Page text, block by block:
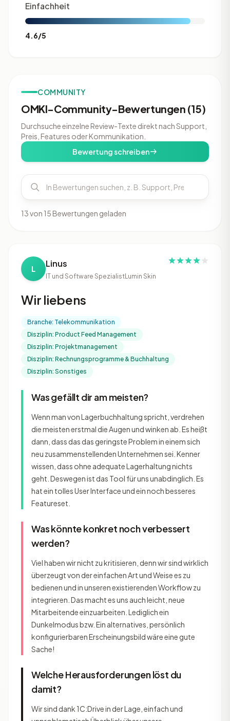
Einfachheit
4.6/5
COMMUNITY
OMKI-Community-Bewertungen (15)
Durchsuche einzelne Review-Texte direkt nach Support,
Preis, Features oder Kommunikation.
Bewertung schreiben
13 von 15 Bewertungen geladen
L Linus
IT und Software SpezialistLumin Skin
Wir liebens
Branche: Telekommunikation
Disziplin: Product Feed Management
Disziplin: Projektmanagement
Disziplin: Rechnungsprogramme & Buchhaltung
Disziplin: Sonstiges
Was gefällt dir am meisten?
Wenn man von Lagerbuchhaltung spricht, verdrehen
die meisten erstmal die Augen und winken ab. Es heißt
dann, dass das das geringste Problem in einem sich
neu zusammenstellenden Unternehmen sei. Kenner
wissen, dass ohne adequate Lagerhaltung nichts
geht. Deswegen ist das Tool für uns unabdinglich. Es
hat ein tolles User Interface und ein noch besseres
Featureset.
Was könnte konkret noch verbessert
werden?
Viel haben wir nicht zu kritisieren, denn wir sind wirklich
überzeugt von der einfachen Art und Weise es zu
bedienen und in unseren existierenden Workflow zu
integrieren. Das macht es uns auch leicht, neue
Mitarbeitende einzuarbeiten. Lediglich ein
Dunkelmodus bzw. Ein alternatives, persönlich
konfigurierbaren Erscheinungsbild wäre eine gute
Sache!
Welche Herausforderungen löst du
damit?
Wir sind dank 1C:Drive in der Lage, einfach und